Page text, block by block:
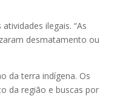
ilegais. “As
desmatamento ou
da terra indígena. Os
da região e buscas por